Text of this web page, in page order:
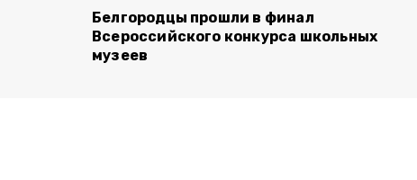
Белгородцы прошли в финал
Всероссийского конкурса школьных
музеев